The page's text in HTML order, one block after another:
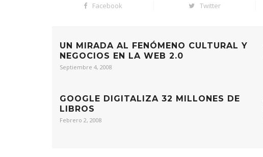
Facebook Twitter
UN MIRADA AL FENÓMENO CULTURAL Y
NEGOCIOS EN LA WEB 2.0
Septiembre 4, 2008
GOOGLE DIGITALIZA 32 MILLONES DE
LIBROS
Febrero 2, 2008